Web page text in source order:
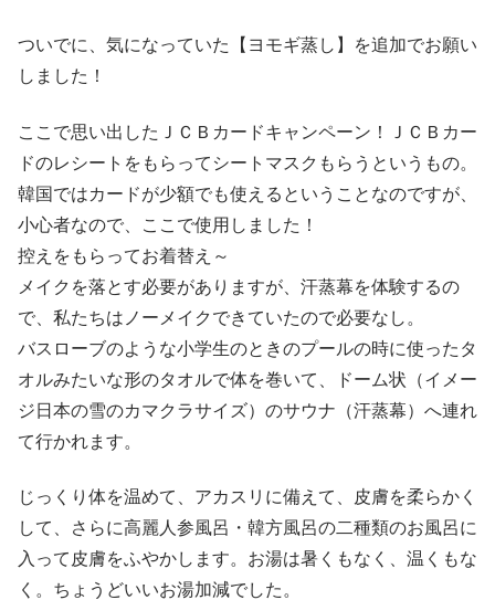
ついでに、気になっていた【ヨモギ蒸し】を追加でお願い
しました！
ここで思い出したＪＣＢカードキャンペーン！ＪＣＢカー
ドのレシートをもらってシートマスクもらうというもの。
韓国ではカードが少額でも使えるということなのですが、
小心者なので、ここで使用しました！
控えをもらってお着替え～
メイクを落とす必要がありますが、汗蒸幕を体験するの
で、私たちはノーメイクできていたので必要なし。
バスローブのような小学生のときのプールの時に使ったタ
オルみたいな形のタオルで体を巻いて、ドーム状（イメー
ジ日本の雪のカマクラサイズ）のサウナ（汗蒸幕）へ連れ
て行かれます。
じっくり体を温めて、アカスリに備えて、皮膚を柔らかく
して、さらに高麗人参風呂・韓方風呂の二種類のお風呂に
入って皮膚をふやかします。お湯は暑くもなく、温くもな
く。ちょうどいいお湯加減でした。